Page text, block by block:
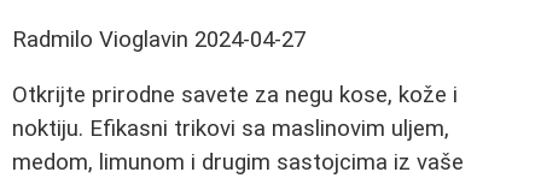
Radmilo Vioglavin 2024-04-27
Otkrijte prirodne savete za negu kose, kože i
noktiju. Efikasni trikovi sa maslinovim uljem,
medom, limunom i drugim sastojcima iz vaše